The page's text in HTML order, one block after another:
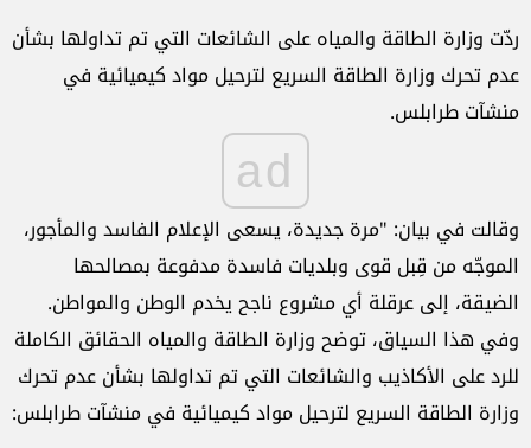
ردّت وزارة الطاقة والمياه على الشائعات التي تم تداولها بشأن
عدم تحرك وزارة الطاقة السريع لترحيل مواد كيميائية في
منشآت طرابلس.
ad
وقالت في بيان: "مرة جديدة، يسعى الإعلام الفاسد والمأجور،
الموجّه من قِبل قوى وبلديات فاسدة مدفوعة بمصالحها
الضيقة، إلى عرقلة أي مشروع ناجح يخدم الوطن والمواطن.
وفي هذا السياق، توضح وزارة الطاقة والمياه الحقائق الكاملة
للرد على الأكاذيب والشائعات التي تم تداولها بشأن عدم تحرك
وزارة الطاقة السريع لترحيل مواد كيميائية في منشآت طرابلس: